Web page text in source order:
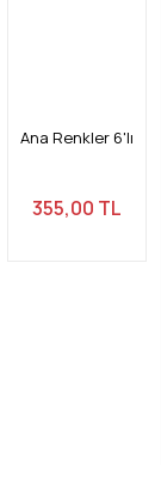
Ana Renkler 6'lı
355,00 TL